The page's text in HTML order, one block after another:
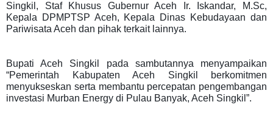
Singkil, Staf Khusus Gubernur Aceh Ir. Iskandar, M.Sc,
Kepala DPMPTSP Aceh, Kepala Dinas Kebudayaan dan
Pariwisata Aceh dan pihak terkait lainnya.
Bupati Aceh Singkil pada sambutannya menyampaikan
“Pemerintah Kabupaten Aceh Singkil berkomitmen
menyukseskan serta membantu percepatan pengembangan
investasi Murban Energy di Pulau Banyak, Aceh Singkil”.